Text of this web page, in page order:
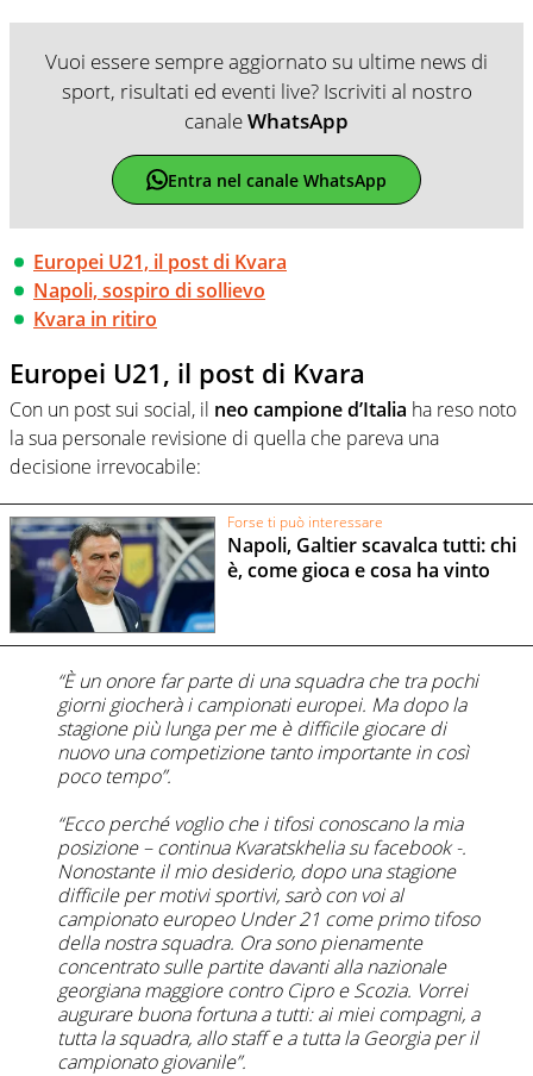
Vuoi essere sempre aggiornato su ultime news di
sport, risultati ed eventi live? Iscriviti al nostro
canaleWhatsApp
Entra nel canale WhatsApp
Europei U21, il post di Kvara
Napoli, sospiro di sollievo
Kvara in ritiro
Europei U21, il post di Kvara
Con un post sui social, il neo campione d’Italia ha reso noto
la sua personale revisione di quella che pareva una
decisione irrevocabile:
Forse ti può interessare
Napoli, Galtier scavalca tutti: chi
è, come gioca e cosa ha vinto
“È un onore far parte di una squadra che tra pochi
giorni giocherà i campionati europei. Ma dopo la
stagione più lunga per me è difficile giocare di
nuovo una competizione tanto importante in così
poco tempo”.
“Ecco perché voglio che i tifosi conoscano la mia
posizione – continua Kvaratskhelia su facebook-.
Nonostante il mio desiderio, dopo una stagione
difficile per motivi sportivi, sarò con voi al
campionato europeo Under 21 come primo tifoso
della nostra squadra. Ora sono pienamente
concentrato sulle partite davanti alla nazionale
georgiana maggiore contro Cipro e Scozia. Vorrei
augurare buona fortuna a tutti: ai miei compagni, a
tutta la squadra, allo staff e a tutta la Georgia per il
campionato giovanile”.